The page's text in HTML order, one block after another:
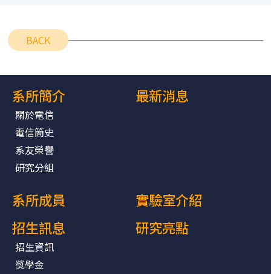
BACK
系所簡介
關於電信
電信簡史
系友榮譽
研究分組
最新消息
系所成員
實驗室介紹
招生訊息
招生資訊
獎學金
研究亮點